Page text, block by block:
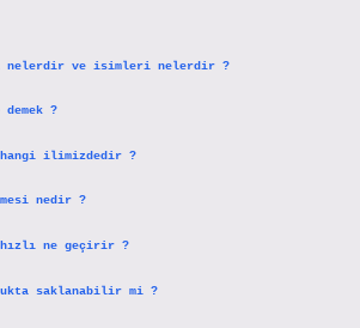
nelerdir ve isimleri nelerdir ?
?
ilimizdedir ?
nedir ?
hızlı ne geçirir ?
saklanabilir mi ?